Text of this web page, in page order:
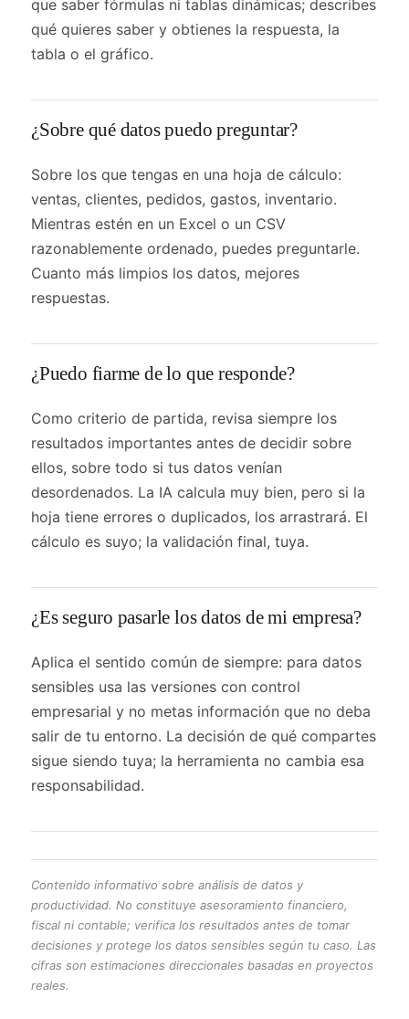
que saber fórmulas ni tablas dinámicas; describes
qué quieres saber y obtienes la respuesta, la
tabla o el gráfico.
¿Sobre qué datos puedo preguntar?
Sobre los que tengas en una hoja de cálculo:
ventas, clientes, pedidos, gastos, inventario.
Mientras estén en un Excel o un CSV
razonablemente ordenado, puedes preguntarle.
Cuanto más limpios los datos, mejores
respuestas.
¿Puedo fiarme de lo que responde?
Como criterio de partida, revisa siempre los
resultados importantes antes de decidir sobre
ellos, sobre todo si tus datos venían
desordenados. La IA calcula muy bien, pero si la
hoja tiene errores o duplicados, los arrastrará. El
cálculo es suyo; la validación final, tuya.
¿Es seguro pasarle los datos de mi empresa?
Aplica el sentido común de siempre: para datos
sensibles usa las versiones con control
empresarial y no metas información que no deba
salir de tu entorno. La decisión de qué compartes
sigue siendo tuya; la herramienta no cambia esa
responsabilidad.
Contenido informativo sobre análisis de datos y
productividad. No constituye asesoramiento financiero,
fiscal ni contable; verifica los resultados antes de tomar
decisiones y protege los datos sensibles según tu caso. Las
cifras son estimaciones direccionales basadas en proyectos
reales.